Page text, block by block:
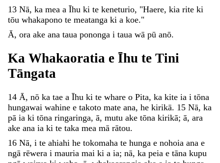
13 Nā, ka mea a Īhu ki te keneturio, "Haere, kia rite ki
tōu whakapono te meatanga ki a koe."
Ā, ora ake ana taua pononga i taua wā pū anō.
Ka Whakaoratia e Īhu te Tini
Tāngata
14 Ā, nō ka tae a Īhu ki te whare o Pita, ka kite ia i tōna
hungawai wahine e takoto mate ana, he kirikā. 15 Nā, ka
pā ia ki tōna ringaringa, ā, mutu ake tōna kirikā; ā, ara
ake ana ia ki te taka mea mā rātou.
16 Nā, i te ahiahi he tokomaha te hunga e nohoia ana e
ngā rēwera i mauria mai ki a ia; nā, ka peia e tāna kupu